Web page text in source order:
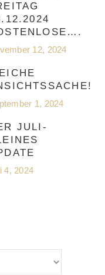
12, 2024
1, 2024
JULI-
4, 2024